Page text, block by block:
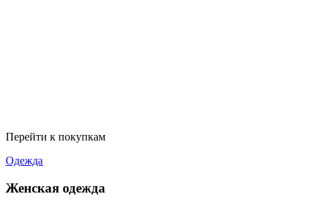
Перейти к покупкам
Одежда
Женская одежда